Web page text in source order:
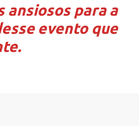
ansiosos para a
evento que